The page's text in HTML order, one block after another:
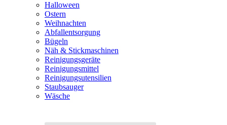
Halloween
Ostern
Weihnachten
Abfallentsorgung
Bügeln
Näh & Stickmaschinen
Reinigungsgeräte
Reinigungsmittel
Reinigungsutensilien
Staubsauger
Wäsche